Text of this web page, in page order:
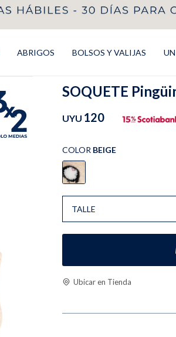
ABRIGOS BOLSOS Y VALIJAS
SOQUETE
UYU 120
COLOR BEIGE
TALLE
Ubicar en Tienda